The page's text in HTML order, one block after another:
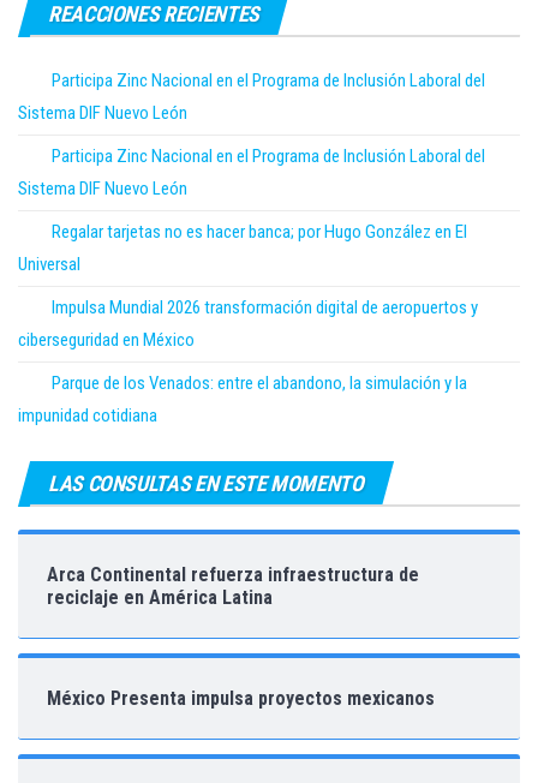
REACCIONES RECIENTES
Participa Zinc Nacional en el Programa de Inclusión Laboral del
Sistema DIF Nuevo León
Participa Zinc Nacional en el Programa de Inclusión Laboral del
Sistema DIF Nuevo León
Regalar tarjetas no es hacer banca; por Hugo González en El
Universal
Impulsa Mundial 2026 transformación digital de aeropuertos y
ciberseguridad en México
Parque de los Venados: entre el abandono, la simulación y la
impunidad cotidiana
LAS CONSULTAS EN ESTE MOMENTO
Arca Continental refuerza infraestructura de
reciclaje en América Latina
México Presenta impulsa proyectos mexicanos